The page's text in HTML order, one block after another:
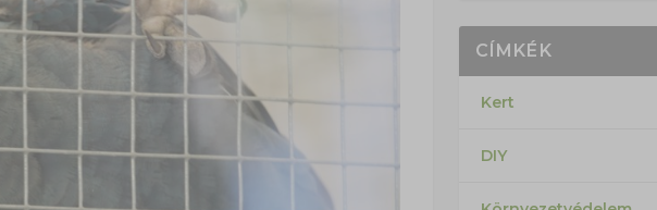
CÍMKÉK
Kert
DIY